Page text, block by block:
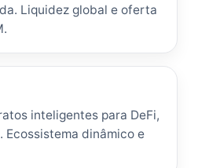
Liquidez global e oferta
inteligentes para DeFi,
Ecossistema dinâmico e